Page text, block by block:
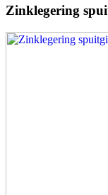
Zinklegering